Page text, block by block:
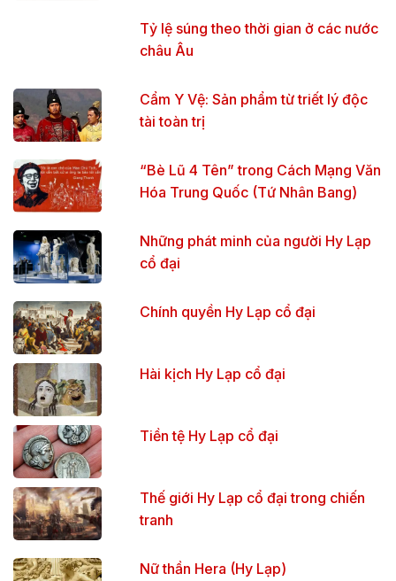
Tỷ lệ súng theo thời gian ở các nước
châu Âu
Cẩm Y Vệ: Sản phẩm từ triết lý độc
tài toàn trị
“Bè Lũ 4 Tên” trong Cách Mạng Văn
Hóa Trung Quốc (Tứ Nhân Bang)
Những phát minh của người Hy Lạp
cổ đại
Chính quyền Hy Lạp cổ đại
Hài kịch Hy Lạp cổ đại
Tiền tệ Hy Lạp cổ đại
Thế giới Hy Lạp cổ đại trong chiến
tranh
Nữ thần Hera (Hy Lạp)